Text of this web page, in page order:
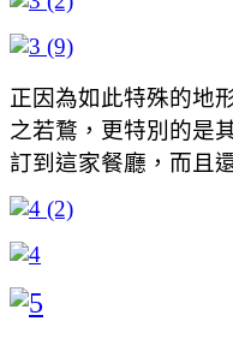
正因為如此特殊的地
之若鶩，更特別的是
訂到這家餐廳，而且